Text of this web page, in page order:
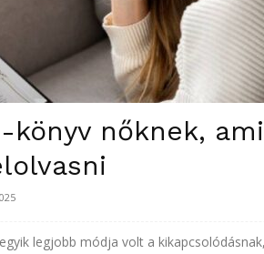
könyv nőknek,
legjobb módja volt a